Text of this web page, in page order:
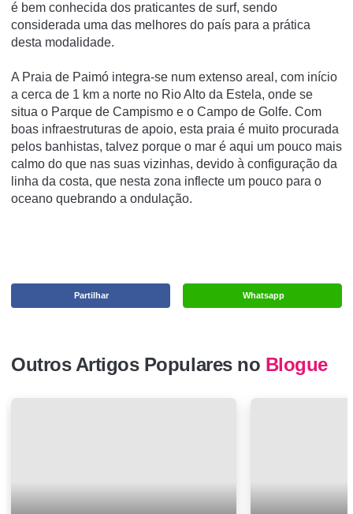
é bem conhecida dos praticantes de surf, sendo
considerada uma das melhores do país para a prática
desta modalidade.
A Praia de Paimó integra-se num extenso areal, com início
a cerca de 1 km a norte no Rio Alto da Estela, onde se
situa o Parque de Campismo e o Campo de Golfe. Com
boas infraestruturas de apoio, esta praia é muito procurada
pelos banhistas, talvez porque o mar é aqui um pouco mais
calmo do que nas suas vizinhas, devido à configuração da
linha da costa, que nesta zona inflecte um pouco para o
oceano quebrando a ondulação.
Whatsapp
Partilhar
Outros Artigos Populares no Blogue